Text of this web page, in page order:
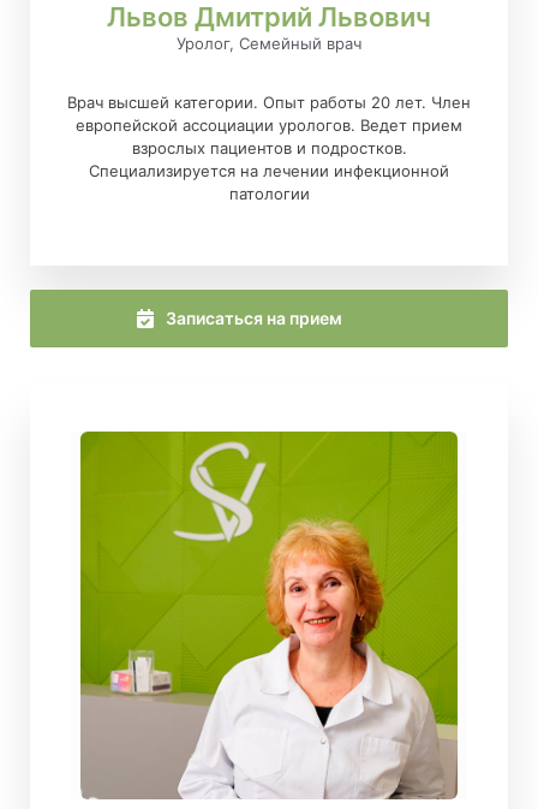
Львов Дмитрий Львович
Уролог, Семейный врач
Врач высшей категории. Опыт работы 20 лет. Член
европейской ассоциации урологов. Ведет прием
взрослых пациентов и подростков.
Специализируется на лечении инфекционной
патологии
Записаться на прием